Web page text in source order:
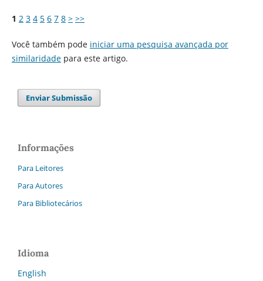
1 2 3 4 5 6 7 8 > >>
Você também pode iniciar uma pesquisa avançada por
similaridadepara este artigo.
Enviar Submissão
Informações
Para Leitores
Para Autores
Para Bibliotecários
Idioma
English